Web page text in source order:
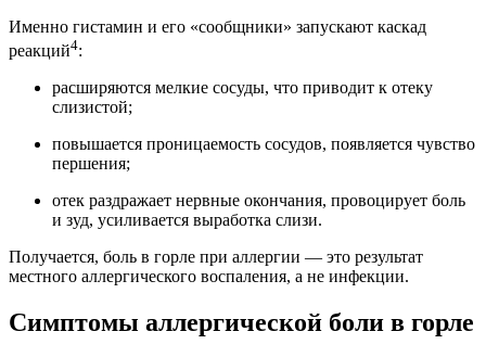
Именно гистамин и его «сообщники» запускают каскад
реакций4:
расширяются мелкие сосуды, что приводит к отеку
слизистой;
повышается проницаемость сосудов, появляется чувство
першения;
отек раздражает нервные окончания, провоцирует боль
и зуд, усиливается выработка слизи.
Получается, боль в горле при аллергии — это результат
местного аллергического воспаления, а не инфекции.
Симптомы аллергической боли в горле